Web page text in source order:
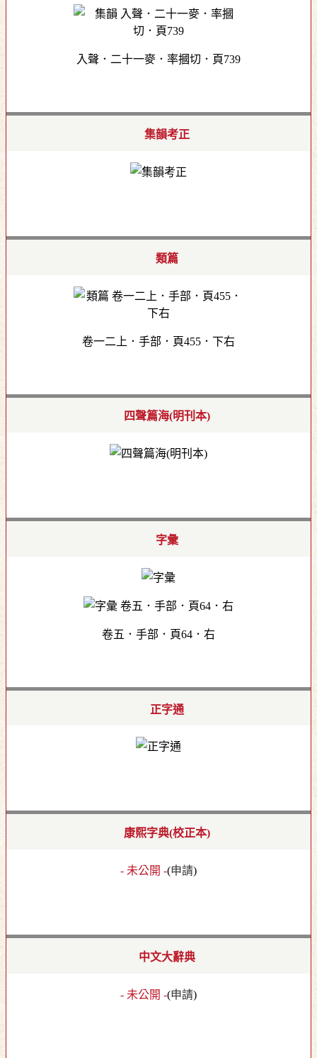
入聲．二十一麥．率摑切．頁739
集韻考正
類篇
卷一二上．手部．頁455．下右
四聲篇海(明刊本)
字彙
卷五．手部．頁64．右
正字通
康熙字典(校正本)
- 未公開 -(申請)
中文大辭典
- 未公開 -(申請)